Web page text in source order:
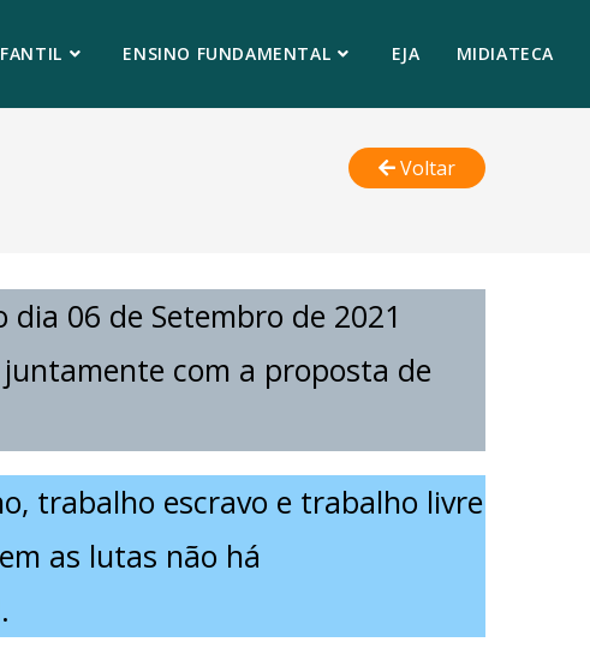
ENSINO FUNDAMENTAL EJA MIDIATECA
Voltar
06 de Setembro de 2021
juntamente com a proposta de
trabalho escravo e trabalho livre
as lutas não há